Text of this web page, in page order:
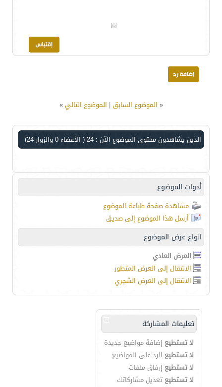
« الموضوع السابق| الموضوع التالي»
الذين يشاهدون محتوى الموضوع الآن : 24 ( الأعضاء 0 والزوار 24)
أدوات الموضوع
مشاهدة صفحة طباعة الموضوع
أرسل هذا الموضوع إلى صديق
انواع عرض الموضوع
العرض العادي
الانتقال إلى العرض المتطور
الانتقال إلى العرض الشجري
تعليمات المشاركة
لا تستطيع إضافة مواضيع جديدة
لا تستطيع الرد على المواضيع
لا تستطيع إرفاق ملفات
لا تستطيع تعديل مشاركاتك